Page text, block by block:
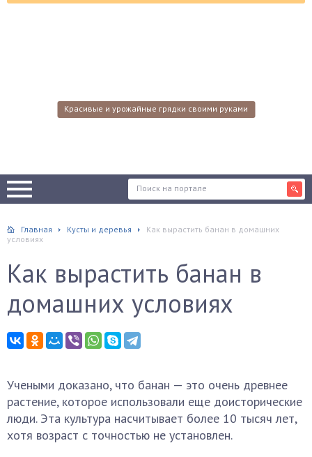
Красивые и урожайные грядки своими руками
Главная Кусты и деревья
Как вырастить банан в домашних
условиях
Как вырастить банан в
домашних условиях
Учеными доказано, что банан — это очень древнее
растение, которое использовали еще доисторические
люди. Эта культура насчитывает более 10 тысяч лет,
хотя возраст с точностью не установлен.